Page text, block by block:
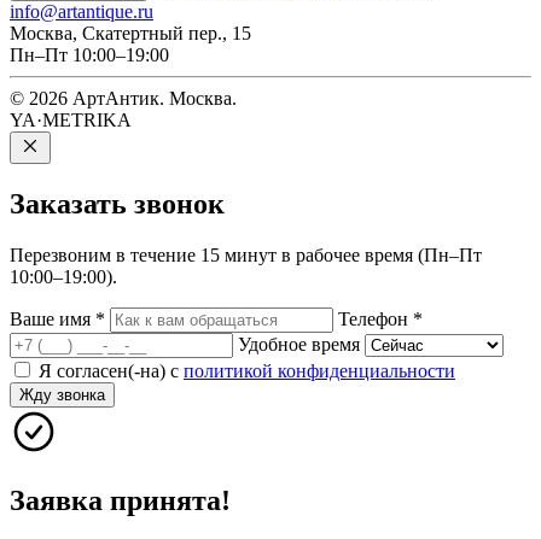
info@artantique.ru
Москва, Скатертный пер., 15
Пн–Пт 10:00–19:00
© 2026 АртАнтик. Москва.
YA·METRIKA
Заказать звонок
Перезвоним в течение 15 минут в рабочее время (Пн–Пт
10:00–19:00).
Ваше имя * Телефон *
Удобное время
Я согласен(-на) с политикой конфиденциальности
Жду звонка
Заявка принята!